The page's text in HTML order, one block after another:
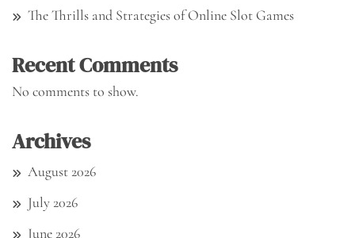
The Thrills and Strategies of Online Slot Games
Recent Comments
No comments to show.
Archives
August 2026
July 2026
June 2026